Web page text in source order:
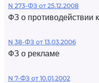
N 273-ФЗ от 25.12.2008
ФЗ о противодействии
N 38-ФЗ от 13.03.2006
ФЗ о рекламе
N 7-ФЗ от 10.01.2002